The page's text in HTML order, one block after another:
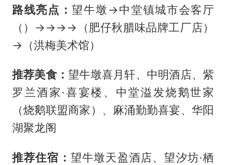
路线亮点：望牛墩→中堂镇城市会客厅
（）→→→→（肥仔秋腊味品牌工厂店）
→（洪梅美术馆）
推荐美食：望牛墩喜月轩、中明酒店、紫
罗兰酒家·喜宴楼、中堂溢发烧鹅世家
（烧鹅联盟商家）、麻涌勤勤喜宴、华阳
湖聚龙阁
推荐住宿： 望牛墩天盈酒店、望汐坊·栖